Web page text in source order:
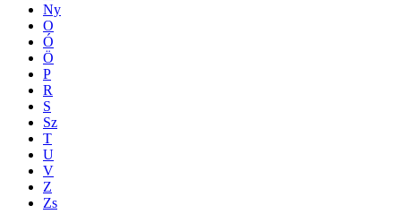
Ny
O
Ó
Ö
P
R
S
Sz
T
U
V
Z
Zs